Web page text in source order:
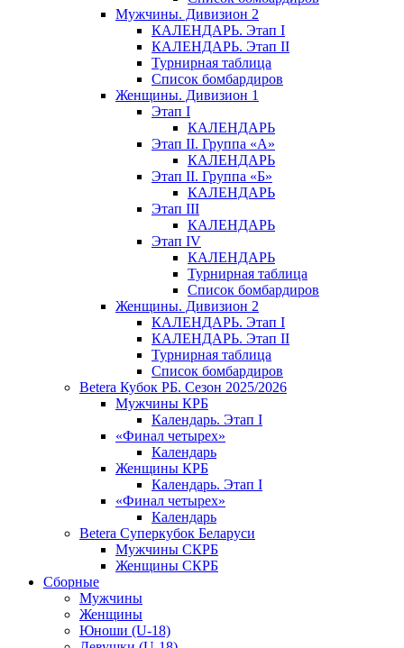
Мужчины. Дивизион 2
КАЛЕНДАРЬ. Этап I
КАЛЕНДАРЬ. Этап II
Турнирная таблица
Список бомбардиров
Женщины. Дивизион 1
Этап I
КАЛЕНДАРЬ
Этап II. Группа «А»
КАЛЕНДАРЬ
Этап II. Группа «Б»
КАЛЕНДАРЬ
Этап III
КАЛЕНДАРЬ
Этап IV
КАЛЕНДАРЬ
Турнирная таблица
Список бомбардиров
Женщины. Дивизион 2
КАЛЕНДАРЬ. Этап I
КАЛЕНДАРЬ. Этап II
Турнирная таблица
Список бомбардиров
Betera Кубок РБ. Сезон 2025/2026
Мужчины КРБ
Календарь. Этап I
«Финал четырех»
Календарь
Женщины КРБ
Календарь. Этап I
«Финал четырех»
Календарь
Betera Суперкубок Беларуси
Мужчины СКРБ
Женщины СКРБ
Сборные
Мужчины
Женщины
Юноши (U-18)